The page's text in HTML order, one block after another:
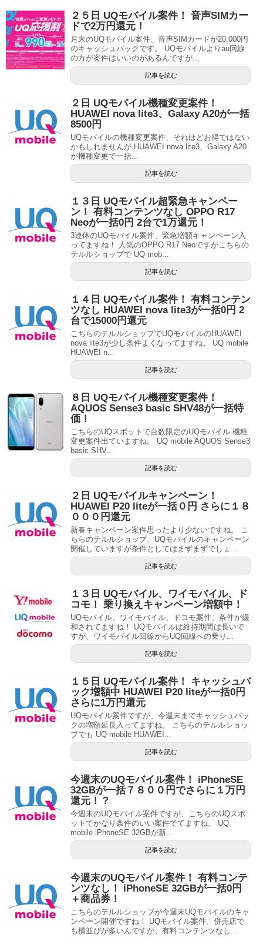
２５日 UQモバイル案件！ 音声SIMカー
ドで2万円還元！
月末のUQモバイル案件、音声SIMカードが20,000円
のキャッシュバックです。 UQモバイルよりau回線
の方が案件はいいのがあるんですが...
記事を読む
２日 UQモバイル機種変更案件！
HUAWEI nova lite3、Galaxy A20が一括
8500円
UQモバイルの機種変更案件、それほどお得ではない
かもしれませんが HUAWEI nova lite3、Galaxy A20
が機種変更で一括...
記事を読む
１３日 UQモバイル超緊急キャンペー
ン！ 有料コンテンツなし OPPO R17
Neoが一括0円 2台で1万還元！
3連休のUQモバイル案件、緊急増額キャンペーン入
ってますね！ 人気のOPPO R17 Neoですがこちらの
テルルショップで UQ mob...
記事を読む
１４日 UQモバイル案件！ 有料コンテン
ツなし HUAWEI nova lite3が一括0円 2
台で15000円還元
こちらのテルルショップでUQモバイルのHUAWEI
nova lite3が少し条件よくなってますね。 UQ mobile
HUAWEI n...
記事を読む
８日 UQモバイル機種変更案件！
AQUOS Sense3 basic SHV48が一括特
価！
こちらのUQスポットで台数限定のUQモバイル 機種
変更案件出ていますね。 UQ mobile AQUOS Sense3
basic SHV...
記事を読む
２日 UQモバイルキャンペーン！
HUAWEI P20 liteが一括０円 さらに１８
０００円還元
新春キャンペーン案件思ったより少ないですね。 こ
ちらのテルルショップ、UQモバイルのキャンペーン
開催していますが条件としてはまずまずでしょ...
記事を読む
１３日 UQモバイル、ワイモバイル、ド
コモ！ 乗り換えキャンペーン増額中！
UQモバイル、ワイモバイル、ドコモ案件、条件が緩
和されてますね！ UQモバイルは維持期間は長いで
すが、ワイモバイル回線からUQ回線への乗り...
記事を読む
１５日 UQモバイル案件！ キャッシュバ
ック増額中 HUAWEI P20 liteが一括0円
さらに1万円還元
UQモバイル案件ですが、今週末までキャッシュバッ
クの増額延長入ってますね。 こちらのテルルショッ
プでも UQ mobile HUAWEI...
記事を読む
今週末のUQモバイル案件！ iPhoneSE
32GBが一括７８００円でさらに１万円
還元！？
今週末のUQモバイル案件ですが、こちらのUQスポ
ットでかなり条件のいい案件でてますね。 UQ
mobile iPhoneSE 32GBが新...
記事を読む
今週末のUQモバイル案件！ 有料コンテ
ンツなし！ iPhoneSE 32GBが一括0円
＋商品券！
こちらのテルルショップが今週末UQモバイルのキャ
ンペーン開催ですね！ UQモバイル案件、併売店で
も横並びが多いんですが、有料コンテンツなし...